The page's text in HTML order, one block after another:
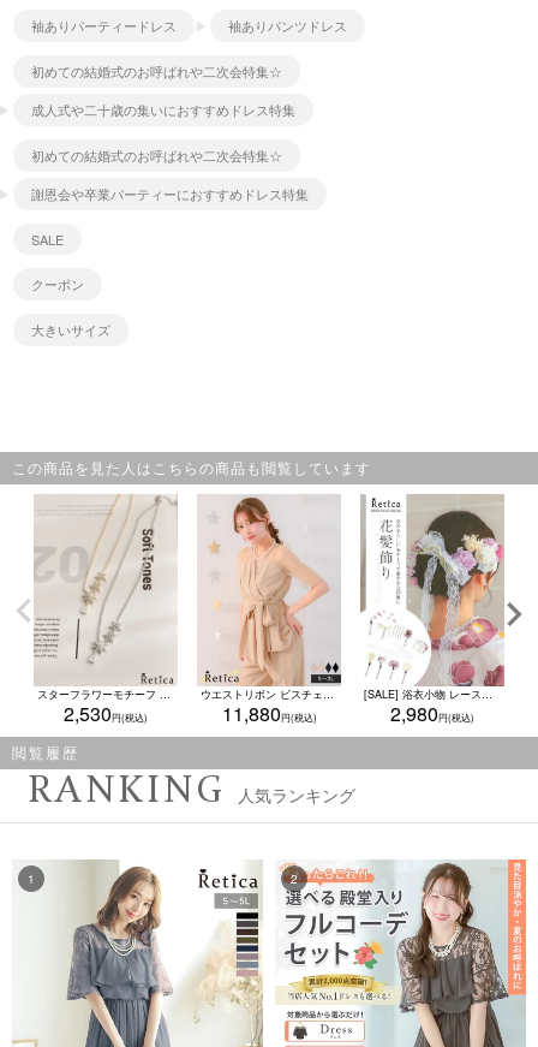
袖ありパーティードレス 袖ありパンツドレス
初めての結婚式のお呼ばれや二次会特集☆
成人式や二十歳の集いにおすすめドレス特集
初めての結婚式のお呼ばれや二次会特集☆
謝恩会や卒業パーティーにおすすめドレス特集
SALE
クーポン
大きいサイズ
この商品を見た人はこちらの商品も閲覧しています
スターフラワーモチーフ ビジューネックレス(ゴールド/シルバー)
2,530
ウエストリボン ビスチェ風 シースルー袖 ワイドパンツセットアップ 結婚式 二次会(Sサイズ～3Lサイズ)
11,880
[SALE] 浴衣小物 レースリボン付きニュアンスフラワーヘアアクセサリー11点セット (ブルー/ピンク/パープル)
2,980
閲覧履歴
RANKING 人気ランキング